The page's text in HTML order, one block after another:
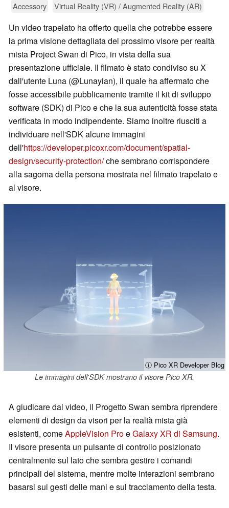
Accessory Virtual Reality (VR) / Augmented Reality (AR)
Un video trapelato ha offerto quella che potrebbe essere
la prima visione dettagliata del prossimo visore per realtà
mista Project Swan di Pico, in vista della sua
presentazione ufficiale. Il filmato è stato condiviso su X
dall'utente Luna (@Lunayian), il quale ha affermato che
fosse accessibile pubblicamente tramite il kit di sviluppo
software (SDK) di Pico e che la sua autenticità fosse stata
verificata in modo indipendente. Siamo inoltre riusciti a
individuare nell'SDK alcune immagini
dell'https://developer.picoxr.com/document/spatial-
design/security-protection/che sembrano corrispondere
alla sagoma della persona mostrata nel filmato trapelato e
al visore.
ⓘ Pico XR Developer Blog
Le immagini dell'SDK mostrano il visore Pico XR.
A giudicare dal video, il Progetto Swan sembra riprendere
elementi di design da visori per la realtà mista già
esistenti, comeAppleVision ProeGalaxy XR di Samsung.
Il visore presenta un pulsante di controllo posizionato
centralmente sul lato che sembra gestire i comandi
principali del sistema, mentre molte interazioni sembrano
basarsi sui gesti delle mani e sul tracciamento della testa.